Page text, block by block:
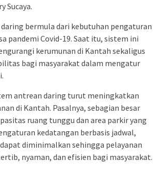
Sucaya.
bermula dari kebutuhan pengaturan
pandemi Covid-19. Saat itu, sistem ini
kerumunan di Kantah sekaligus
bagi masyarakat dalam mengatur
antrean daring turut meningkatkan
di Kantah. Pasalnya, sebagian besar
ruang tunggu dan area parkir yang
kedatangan berbasis jadwal,
diminimalkan sehingga pelayanan
nyaman, dan efisien bagi masyarakat.